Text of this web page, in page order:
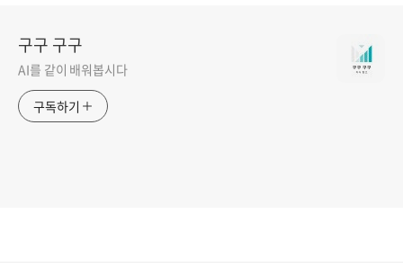
구구 구구
AI를 같이 배워봅시다
구독하기